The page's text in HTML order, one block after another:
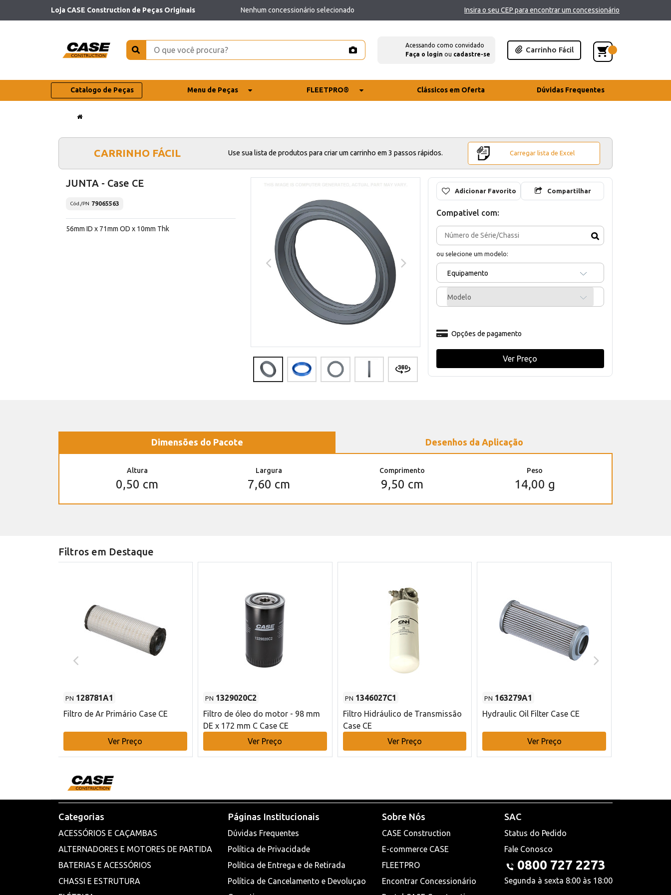
Loja CASE Construction de Peças Originais Nenhum concessionário selecionado Insira o seu CEP para encontrar um concessionário
Acessando como convidado
Faça o login ou cadastre-se
Carrinho Fácil
Catalogo de Peças Menu de Peças FLEETPRO® Clássicos em Oferta Dúvidas Frequentes
CARRINHO FÁCIL Use sua lista de produtos para criar um carrinho em 3 passos rápidos. Carregar lista de Excel
JUNTA - Case CE
Cód./PN 79065563
56mm ID x 71mm OD x 10mm Thk
Adicionar Favorito Compartilhar
Compativel com:
ou selecione um modelo:
Equipamento
Modelo
Opções de pagamento
Ver Preço
Dimensões do Pacote Desenhos da Aplicação
Altura
0,50 cm
Largura
7,60 cm
Comprimento
9,50 cm
Peso
14,00 g
Filtros em Destaque
PN 128781A1
Filtro de Ar Primário Case CE
Ver Preço
PN 1329020C2
Filtro de óleo do motor - 98 mm
DE x 172 mm C Case CE
Ver Preço
PN 1346027C1
Filtro Hidráulico de Transmissão
Case CE
Ver Preço
PN 163279A1
Hydraulic Oil Filter Case CE
Ver Preço
Categorias
ACESSÓRIOS E CAÇAMBAS
ALTERNADORES E MOTORES DE PARTIDA
BATERIAS E ACESSÓRIOS
CHASSI E ESTRUTURA
Páginas Institucionais
Dúvidas Frequentes
Política de Privacidade
Política de Entrega e de Retirada
Política de Cancelamento e Devoluçao
Sobre Nós
CASE Construction
E-commerce CASE
FLEETPRO
Encontrar Concessionário
SAC
Status do Pedido
Fale Conosco
0800 727 2273
Segunda à sexta 8:00 às 18:00